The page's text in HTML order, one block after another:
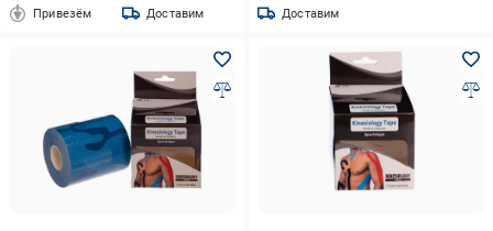
Привезём Доставим Доставим